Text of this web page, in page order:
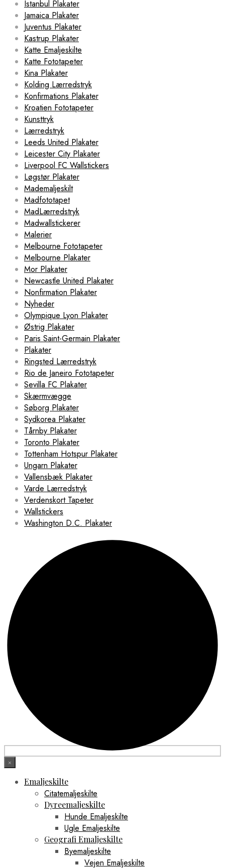
Istanbul Plakater
Jamaica Plakater
Juventus Plakater
Kastrup Plakater
Katte Emaljeskilte
Katte Fototapeter
Kina Plakater
Kolding Lærredstryk
Konfirmations Plakater
Kroatien Fototapeter
Kunsttryk
Lærredstryk
Leeds United Plakater
Leicester City Plakater
Liverpool FC Wallstickers
Løgstør Plakater
Mademaljeskilt
Madfototapet
MadLærredstryk
Madwallstickerer
Malerier
Melbourne Fototapeter
Melbourne Plakater
Mor Plakater
Newcastle United Plakater
Nonfirmation Plakater
Nyheder
Olympique Lyon Plakater
Østrig Plakater
Paris Saint-Germain Plakater
Plakater
Ringsted Lærredstryk
Rio de Janeiro Fototapeter
Sevilla FC Plakater
Skærmvægge
Søborg Plakater
Sydkorea Plakater
Tårnby Plakater
Toronto Plakater
Tottenham Hotspur Plakater
Ungarn Plakater
Vallensbæk Plakater
Varde Lærredstryk
Verdenskort Tapeter
Wallstickers
Washington D.C. Plakater
×
Emaljeskilte
Citatemaljeskilte
Dyreemaljeskilte
Hunde Emaljeskilte
Ugle Emaljeskilte
Geografi Emaljeskilte
Byemaljeskilte
Vejen Emaljeskilte